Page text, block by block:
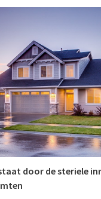
door de steriele